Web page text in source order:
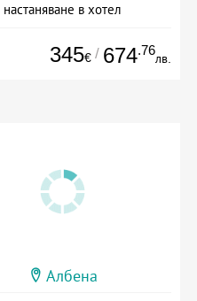
настаняване в хотел
345€ / 674.76
лв.
Албена